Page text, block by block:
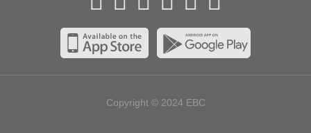
Copyright © 2024 EBC